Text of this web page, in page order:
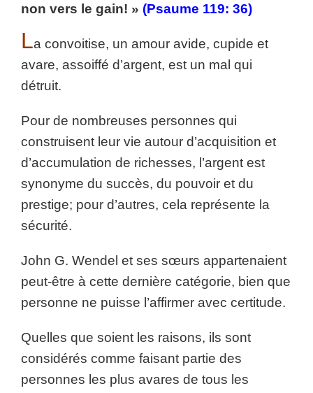
non vers le gain! » (Psaume 119: 36)
La convoitise, un amour avide, cupide et
avare, assoiffé d’argent, est un mal qui
détruit.
Pour de nombreuses personnes qui
construisent leur vie autour d’acquisition et
d’accumulation de richesses, l’argent est
synonyme du succès, du pouvoir et du
prestige; pour d’autres, cela représente la
sécurité.
John G. Wendel et ses sœurs appartenaient
peut-être à cette dernière catégorie, bien que
personne ne puisse l’affirmer avec certitude.
Quelles que soient les raisons, ils sont
considérés comme faisant partie des
personnes les plus avares de tous les